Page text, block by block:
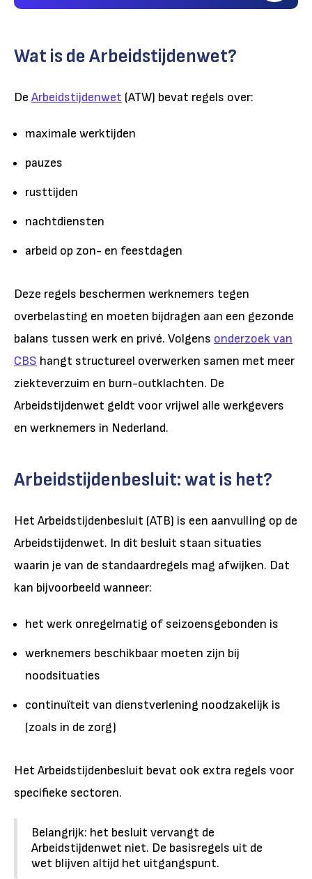
Wat is de Arbeidstijdenwet?
De Arbeidstijdenwet (ATW) bevat regels over:
maximale werktijden
pauzes
rusttijden
nachtdiensten
arbeid op zon- en feestdagen
Deze regels beschermen werknemers tegen
overbelasting en moeten bijdragen aan een gezonde
balans tussen werk en privé. Volgens onderzoek van
CBS hangt structureel overwerken samen met meer
ziekteverzuim en burn-outklachten. De
Arbeidstijdenwet geldt voor vrijwel alle werkgevers
en werknemers in Nederland.
Arbeidstijdenbesluit: wat is het?
Het Arbeidstijdenbesluit (ATB) is een aanvulling op de
Arbeidstijdenwet. In dit besluit staan situaties
waarin je van de standaardregels mag afwijken. Dat
kan bijvoorbeeld wanneer:
het werk onregelmatig of seizoensgebonden is
werknemers beschikbaar moeten zijn bij
noodsituaties
continuïteit van dienstverlening noodzakelijk is
(zoals in de zorg)
Het Arbeidstijdenbesluit bevat ook extra regels voor
specifieke sectoren.
Belangrijk: het besluit vervangt de
Arbeidstijdenwet niet. De basisregels uit de
wet blijven altijd het uitgangspunt.